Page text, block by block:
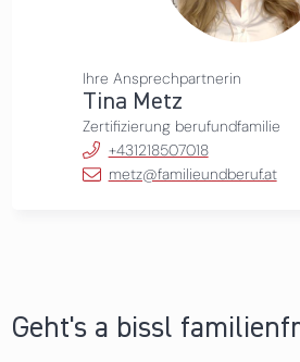
Ihre Ansprechpartnerin
Tina Metz
Zertifizierung berufundfamilie
+431218507018
metz@familieundberuf.at
Geht's a bissl